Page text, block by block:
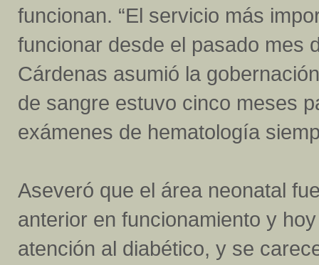
funcionan. “El servicio más
funcionar desde el pasado mes
Cárdenas asumió la
de sangre estuvo cinco meses
exámenes de hematología
Aseveró que el área neonatal
anterior en funcionamiento y
atención al diabético, y se